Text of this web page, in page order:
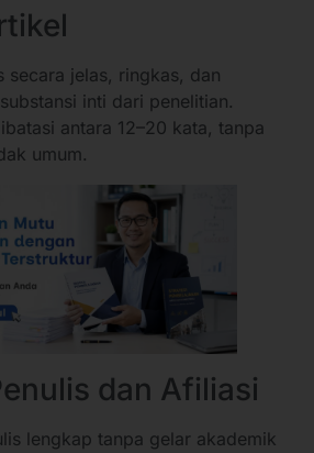
secara jelas, ringkas, dan
inti dari penelitian.
antara 12–20 kata, tanpa
umum.
dan Afiliasi
lengkap tanpa gelar akademik